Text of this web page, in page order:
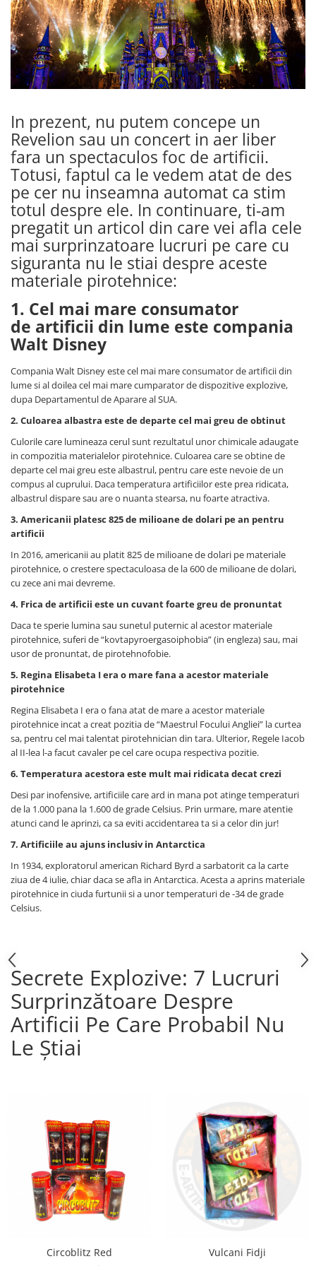
In prezent, nu putem concepe un
Revelion sau un concert in aer liber
fara un spectaculos foc de artificii.
Totusi, faptul ca le vedem atat de des
pe cer nu inseamna automat ca stim
totul despre ele. In continuare, ti-am
pregatit un articol din care vei afla cele
mai surprinzatoare lucruri pe care cu
siguranta nu le stiai despre aceste
materiale pirotehnice:
1. Cel mai mare consumator
de artificii din lume este compania
Walt Disney
Compania Walt Disney este cel mai mare consumator de artificii din
lume si al doilea cel mai mare cumparator de dispozitive explozive,
dupa Departamentul de Aparare al SUA.
2. Culoarea albastra este de departe cel mai greu de obtinut
Culorile care lumineaza cerul sunt rezultatul unor chimicale adaugate
in compozitia materialelor pirotehnice. Culoarea care se obtine de
departe cel mai greu este albastrul, pentru care este nevoie de un
compus al cuprului. Daca temperatura artificiilor este prea ridicata,
albastrul dispare sau are o nuanta stearsa, nu foarte atractiva.
3. Americanii platesc 825 de milioane de dolari pe an pentru
artificii
In 2016, americanii au platit 825 de milioane de dolari pe materiale
pirotehnice, o crestere spectaculoasa de la 600 de milioane de dolari,
cu zece ani mai devreme.
4. Frica de artificii este un cuvant foarte greu de pronuntat
Daca te sperie lumina sau sunetul puternic al acestor materiale
pirotehnice, suferi de “kovtapyroergasoiphobia” (in engleza) sau, mai
usor de pronuntat, de pirotehnofobie.
5. Regina Elisabeta I era o mare fana a acestor materiale
pirotehnice
Regina Elisabeta I era o fana atat de mare a acestor materiale
pirotehnice incat a creat pozitia de “Maestrul Focului Angliei” la curtea
sa, pentru cel mai talentat pirotehnician din tara. Ulterior, Regele Iacob
al II-lea l-a facut cavaler pe cel care ocupa respectiva pozitie.
6. Temperatura acestora este mult mai ridicata decat crezi
Desi par inofensive, artificiile care ard in mana pot atinge temperaturi
de la 1.000 pana la 1.600 de grade Celsius. Prin urmare, mare atentie
atunci cand le aprinzi, ca sa eviti accidentarea ta si a celor din jur!
7. Artificiile au ajuns inclusiv in Antarctica
In 1934, exploratorul american Richard Byrd a sarbatorit ca la carte
ziua de 4 iulie, chiar daca se afla in Antarctica. Acesta a aprins materiale
pirotehnice in ciuda furtunii si a unor temperaturi de -34 de grade
Celsius.
Secrete Explozive: 7 Lucruri
Surprinzătoare Despre
Artificii Pe Care Probabil Nu
Le Știai
Circoblitz Red
Vulcani Fidji